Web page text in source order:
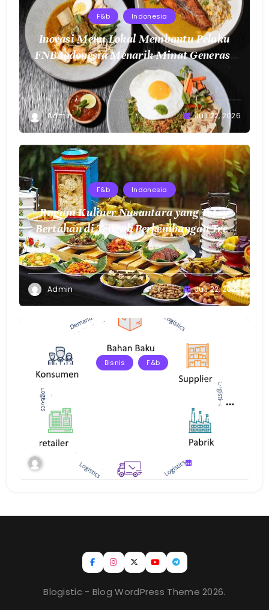
F&b Indonesia
Inovasi Menu Lokal Membantu Pelaku
FNB Indonesia Menarik Minat Generasi
Muda
Admin Juli 22, 2026
F&b Indonesia
Ragam Kuliner Nusantara yang Tetap
Bertahan di Tengah Perkembangan Tren
Makanan Modern
Admin Juli 22, 2026
Bisnis F&b
Strategi Pengelolaan Rantai Pasok F&B
untuk Menjaga Kualitas Produk dan
Blogistic - Blog WordPress Theme 2026.